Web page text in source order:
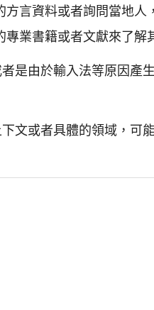
言資料或者詢問當地人
業書籍或者文獻來了解
是由於輸入法等原因產
文或者具體的領域，可